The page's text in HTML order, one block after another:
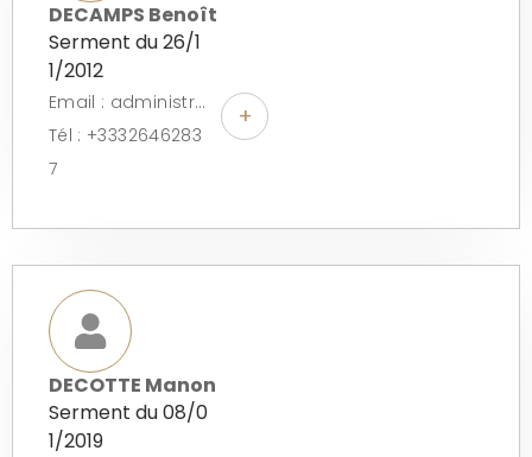
DECAMPS Benoît
Serment du 26/1
1/2012
Email : administratif@lorem-avocats.com
Tél : +3332646283
7
+
DECOTTE Manon
Serment du 08/0
1/2019